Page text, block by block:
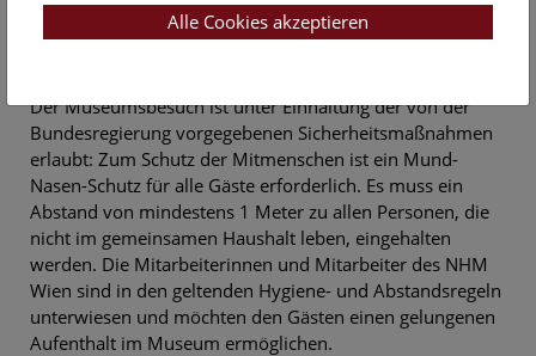
Der Museumsbesuch ist unter Einhaltung der von der
Bundesregierung vorgegebenen Sicherheitsmaßnahmen
erlaubt: Zum Schutz der Mitmenschen ist ein Mund-
Nasen-Schutz für alle Gäste erforderlich. Es muss ein
Abstand von mindestens 1 Meter zu allen Personen, die
nicht im gemeinsamen Haushalt leben, eingehalten
werden. Die Mitarbeiterinnen und Mitarbeiter des NHM
Wien sind in den geltenden Hygiene- und Abstandsregeln
unterwiesen und möchten den Gästen einen gelungenen
Aufenthalt im Museum ermöglichen.
Alle Cookies akzeptieren